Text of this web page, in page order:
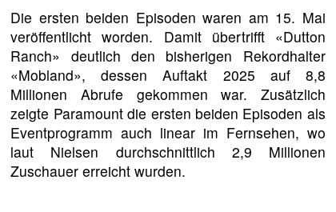
Die ersten beiden Episoden waren am 15. Mai
veröffentlicht worden. Damit übertrifft «Dutton
Ranch» deutlich den bisherigen Rekordhalter
«Mobland», dessen Auftakt 2025 auf 8,8
Millionen Abrufe gekommen war. Zusätzlich
zeigte Paramount die ersten beiden Episoden als
Eventprogramm auch linear im Fernsehen, wo
laut Nielsen durchschnittlich 2,9 Millionen
Zuschauer erreicht wurden.